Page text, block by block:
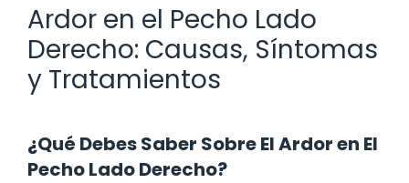
Ardor en el Pecho Lado
Derecho: Causas, Síntomas
y Tratamientos
¿Qué Debes Saber Sobre El Ardor en El
Pecho Lado Derecho?